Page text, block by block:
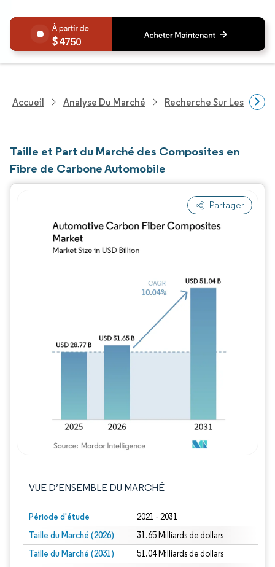
4750
Accueil Analyse Du Marché Recherche Sur Les
Taille et Part du Marché des Composites en
Fibre de Carbone Automobile
Partager
VUE D’ENSEMBLE DU MARCHÉ
Période d'étude 2021 - 2031
Taille du Marché (2026) 31.65 Milliards de dollars
Taille du Marché (2031) 51.04 Milliards de dollars
Image © Mordor Intelligence. La